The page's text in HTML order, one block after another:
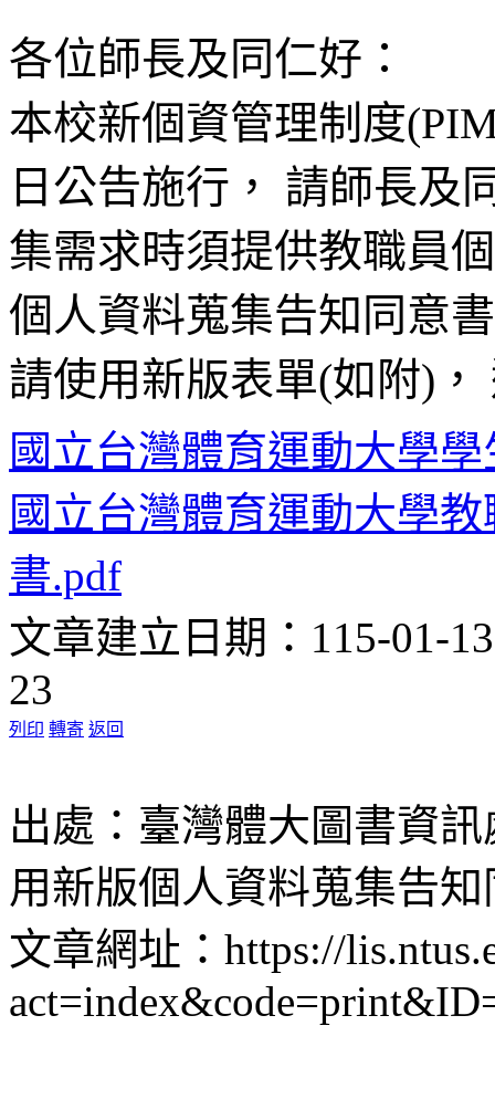
​各位師長及同仁好：
本校​新個資管理制度
日公告施行， 請師長及
集需求時須提供教職員
個人資料蒐集告知同意
請使用新版表單(如附)
國立台灣體育運動大學
國立台灣體育運動大學
書.pdf
文章建立日期：115-01-
23
列印 轉寄 返回
出處：臺灣體大圖書資
用新版個人資料蒐集告
文章網址：https://